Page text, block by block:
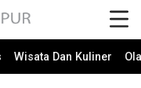
Wisata Dan Kuliner